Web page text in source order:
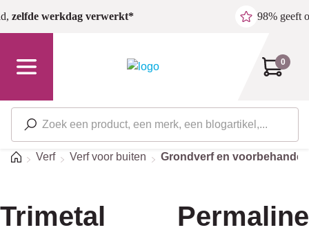
Ga naar de hoofdinhoud
zelfde werkdag verwerkt* 98% geeft
0
Home
Verf Verf voor buiten Grondverf en
Trimetal Permaline